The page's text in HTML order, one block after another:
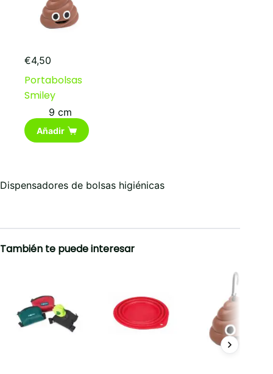
€4,50
Portabolsas
Smiley
9 cm
Añadir
Dispensadores de bolsas higiénicas
También te puede interesar